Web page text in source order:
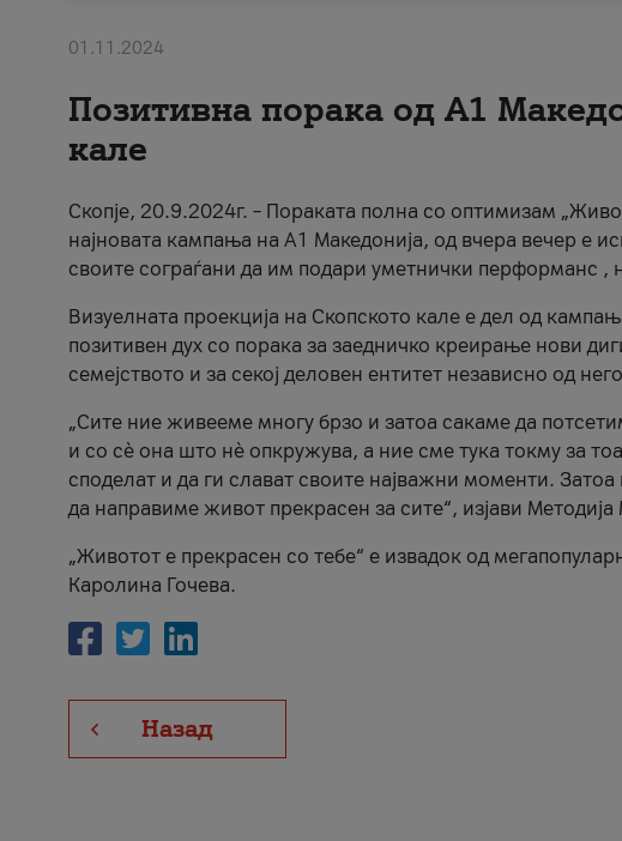
01.11.2024
Позитивна порака од А1
кале
Скопје, 20.9.2024г. – Пораката полна со оптимизам
најновата кампања на А1 Македонија, од вчера вечер е
своите сограѓани да им подари уметнички перформанс ,
Визуелната проекција на Скопското кале е дел од
позитивен дух со порака за заедничко креирање нови
семејството и за секој деловен ентитет независно од
„Сите ние живееме многу брзо и затоа сакаме да
и со сè она што нè опкружува, а ние сме тука токму за
споделат и да ги слават своите најважни моменти.
да направиме живот прекрасен за сите“, изјави
„Животот е прекрасен со тебе“ е извадок од
Каролина Гочева.
Назад